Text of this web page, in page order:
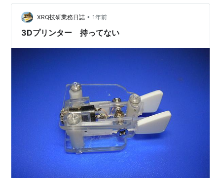
ってこれまでは厚い板で作ってきたパドルを作ってみる
ことにした。 1mmの厚さはパドルのレバーで適度の弾性
を得るために使ってきたものだ…
XRQ技研業務日誌 • 1年前
3Dプリンター 持ってない